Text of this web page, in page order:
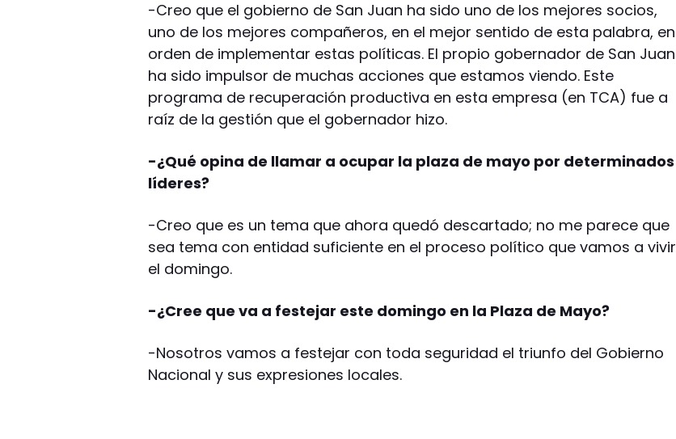
-Creo que el gobierno de San Juan ha sido uno de los mejores socios,
uno de los mejores compañeros, en el mejor sentido de esta palabra, en
orden de implementar estas políticas. El propio gobernador de San Juan
ha sido impulsor de muchas acciones que estamos viendo. Este
programa de recuperación productiva en esta empresa (en TCA) fue a
raíz de la gestión que el gobernador hizo.
-¿Qué opina de llamar a ocupar la plaza de mayo por determinados
líderes?
-Creo que es un tema que ahora quedó descartado; no me parece que
sea tema con entidad suficiente en el proceso político que vamos a vivir
el domingo.
-¿Cree que va a festejar este domingo en la Plaza de Mayo?
-Nosotros vamos a festejar con toda seguridad el triunfo del Gobierno
Nacional y sus expresiones locales.